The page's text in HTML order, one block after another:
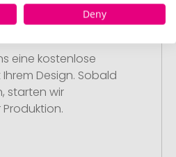
eine kostenlose
Design. Sobald
starten wir
Deny